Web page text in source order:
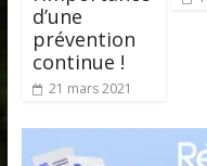
d’une
prévention
continue !
21 mars 2021